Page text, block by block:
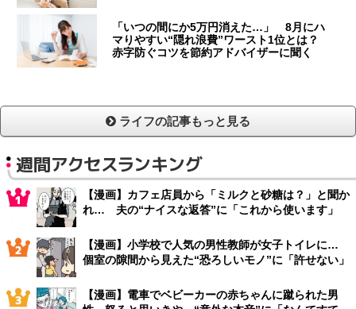
「いつの間にか5万円消えた…」 8月にハ
マりやすい“隠れ浪費”ワースト1位とは？
赤字防ぐコツを節約アドバイザーに聞く
ライフの記事もっと見る
週間アクセスランキング
【漫画】カフェ店員から「ミルクと砂糖は？」と聞か
れ… 夫の“ナイスな返答”に「これから使います」
【漫画】小学校で人気の男性教師が女子トイレに…
個室の隙間から見えた“恐ろしいモノ”に「許せない」
【漫画】電車でベビーカーの赤ちゃんに蹴られた男